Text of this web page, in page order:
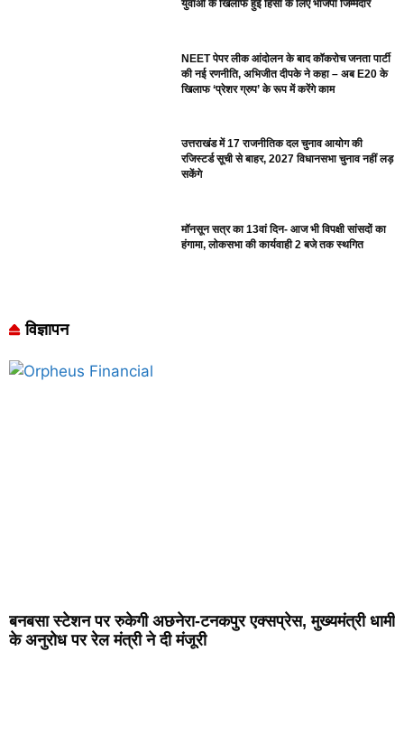
युवाओं के खिलाफ हुई हिंसा के लिए भाजपा जिम्मेदार
NEET पेपर लीक आंदोलन के बाद कॉकरोच जनता पार्टी
की नई रणनीति, अभिजीत दीपके ने कहा – अब E20 के
खिलाफ ‘प्रेशर ग्रुप’ के रूप में करेंगे काम
उत्तराखंड में 17 राजनीतिक दल चुनाव आयोग की
रजिस्टर्ड सूची से बाहर, 2027 विधानसभा चुनाव नहीं लड़
सकेंगे
मॉनसून सत्र का 13वां दिन- आज भी विपक्षी सांसदों का
हंगामा, लोकसभा की कार्यवाही 2 बजे तक स्थगित
विज्ञापन
बनबसा स्टेशन पर रुकेगी अछनेरा-टनकपुर एक्सप्रेस, मुख्यमंत्री धामी
के अनुरोध पर रेल मंत्री ने दी मंजूरी